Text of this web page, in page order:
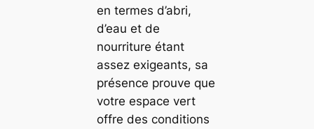
en termes d’abri,
d’eau et de
nourriture étant
assez exigeants, sa
présence prouve que
votre espace vert
offre des conditions